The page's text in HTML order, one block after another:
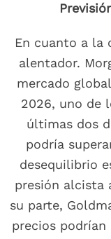
En cuanto a la
alentador.
mercado
2026, uno de
últimas dos
podría
desequilibrio
presión alcista
su parte,
precios